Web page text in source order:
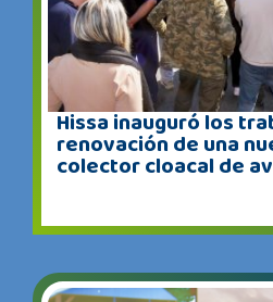
Hissa inauguró los
renovación de una
colector cloacal de